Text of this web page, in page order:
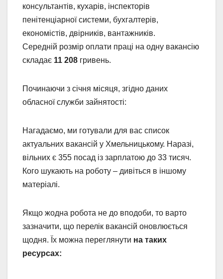
консультантів, кухарів, інспекторів
пенітенціарної системи, бухгалтерів,
економістів, двірників, вантажників.
Середній розмір оплати праці на одну вакансію
складає 11 208 гривень.
Починаючи з січня місяця, згідно даних
обласної служби зайнятості:
Нагадаємо, ми готували для вас список
актуальних вакансій у Хмельницькому. Наразі,
вільних є 355 посад із зарплатою до 33 тисяч.
Кого шукають на роботу – дивіться в іншому
матеріалі.
Якщо жодна робота не до вподоби, то варто
зазначити, що перелік вакансій оновлюється
щодня. Їх можна переглянути на таких
ресурсах: